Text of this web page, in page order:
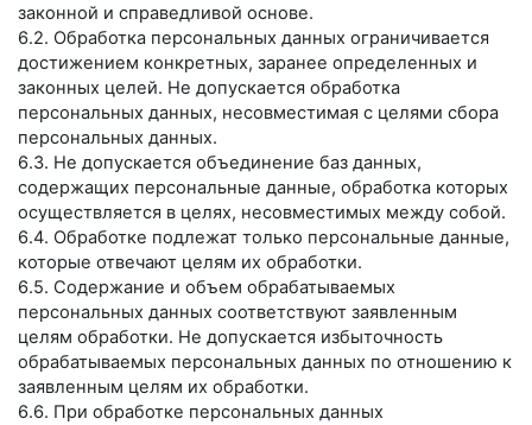
законной и справедливой основе.
6.2. Обработка персональных данных ограничивается
достижением конкретных, заранее определенных и
законных целей. Не допускается обработка
персональных данных, несовместимая с целями сбора
персональных данных.
6.3. Не допускается объединение баз данных,
содержащих персональные данные, обработка которых
осуществляется в целях, несовместимых между собой.
6.4. Обработке подлежат только персональные данные,
которые отвечают целям их обработки.
6.5. Содержание и объем обрабатываемых
персональных данных соответствуют заявленным
целям обработки. Не допускается избыточность
обрабатываемых персональных данных по отношению к
заявленным целям их обработки.
6.6. При обработке персональных данных